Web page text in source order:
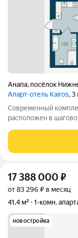
Анапа, посёлок
Апарт-отель Kairos, 3
Современный
расположен в
концепцией.
Всесезонный
17 388 000 ₽
от 83 296 ₽ в месяц
41,4 м²
1-комн.
новостройка